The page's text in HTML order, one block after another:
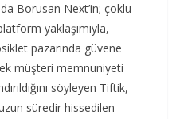
Borusan Next’in; çoklu
yaklaşımıyla,
pazarında güvene
müşteri memnuniyeti
söyleyen Tiftik,
süredir hissedilen